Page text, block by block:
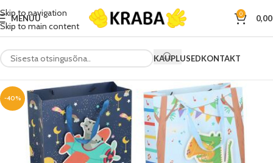
Skip to navigation
Skip to main content
MENÜÜ 0
KAUPLUSEDKONTAKT
-40%